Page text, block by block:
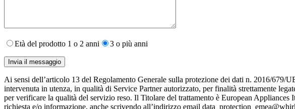
Età del prodotto 1 o 2 anni 3 o più anni
Ai sensi dell’articolo 13 del Regolamento Generale sulla protezione dei dati n. 2016/
intervenuta in utenza,​ in qualità di Service Partner autorizzato, per finalità strettamente
per verificare la qualità del servizio reso. Il Titolare del trattamento è European
richiesta e/o informazione, anche scrivendo all’indirizzo email